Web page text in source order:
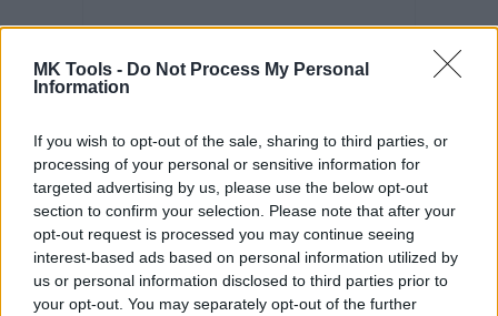
MK Tools - Do Not Process My Personal
Information
If you wish to opt-out of the sale, sharing to third parties, or
processing of your personal or sensitive information for
targeted advertising by us, please use the below opt-out
section to confirm your selection. Please note that after your
opt-out request is processed you may continue seeing
interest-based ads based on personal information utilized by
us or personal information disclosed to third parties prior to
your opt-out. You may separately opt-out of the further
Kód: 519326
8,23 €
6,69 € bez DPH/ ks